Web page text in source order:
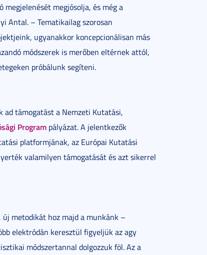
megjósolja, és még a
Antal. – Tematikailag szorosan
ugyanakkor koncepcionálisan más
módszerek is merőben eltérnek attól,
próbálunk segíteni.
ad támogatást a Nemzeti Kutatási,
Program pályázat. A jelentkezők
platformjának, az Európai Kutatási
valamilyen támogatását és azt sikerrel
metodikát hoz majd a munkánk –
elektródán keresztül figyeljük az agy
módszertannal dolgozzuk föl. Az a